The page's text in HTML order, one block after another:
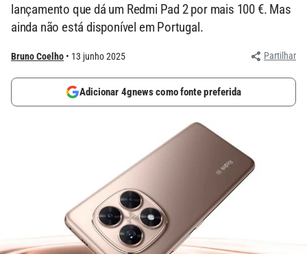
lançamento que dá um Redmi Pad 2 por mais 100 €. Mas
ainda não está disponível em Portugal.
Bruno Coelho 13 junho 2025 Partilhar
Adicionar 4gnews como fonte preferida